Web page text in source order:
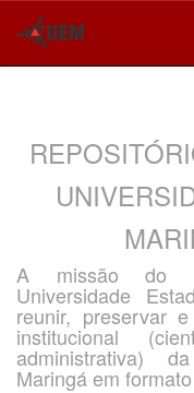
A missão do
Universidade
reunir, preservar
institucional
administrativa)
Maringá em